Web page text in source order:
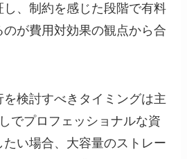
、制約を感じた段階で有料
が費用対効果の観点から合
検討すべきタイミングは主
でプロフェッショナルな資
い場合、大容量のストレー